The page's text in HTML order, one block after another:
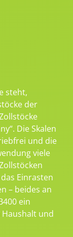
steht,
der
Die Skalen
und die
viele
Einrasten
– beides an
ein
Haushalt und